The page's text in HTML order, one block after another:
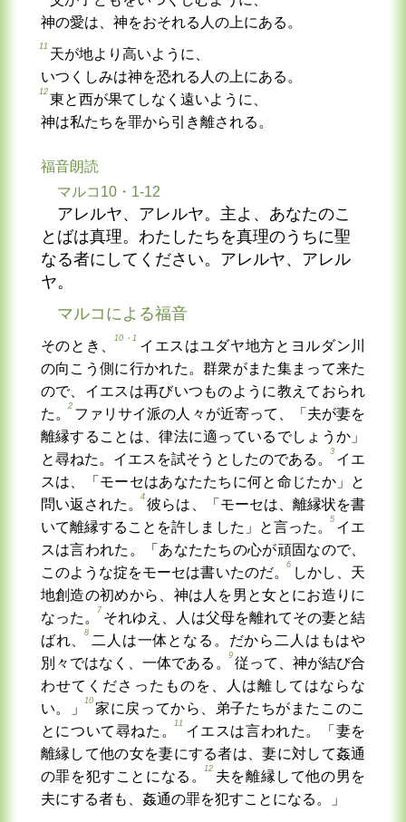
神の愛は、神をおそれる人の上にある。
11
天が地より高いように、
いつくしみは神を恐れる人の上にある。
12
東と西が果てしなく遠いように、
神は私たちを罪から引き離される。
福音朗読
マルコ10・1-12
アレルヤ、アレルヤ。主よ、あなたのこ
とばは真理。わたしたちを真理のうちに聖
なる者にしてください。アレルヤ、アレル
ヤ。
マルコによる福音
そのとき、
10・1
イエスはユダヤ地方とヨルダン川
の向こう側に行かれた。群衆がまた集まって来た
ので、イエスは再びいつものように教えておられ
た。
2
ファリサイ派の人々が近寄って、「夫が妻を
離縁することは、律法に適っているでしょうか」
と尋ねた。イエスを試そうとしたのである。
3
イエ
スは、「モーセはあなたたちに何と命じたか」と
問い返された。
4
彼らは、「モーセは、離縁状を書
いて離縁することを許しました」と言った。
5
イエ
スは言われた。「あなたたちの心が頑固なので、
このような掟をモーセは書いたのだ。
6
しかし、天
地創造の初めから、神は人を男と女とにお造りに
なった。
7
それゆえ、人は父母を離れてその妻と結
ばれ、
8
二人は一体となる。だから二人はもはや
別々ではなく、一体である。
9
従って、神が結び合
わせてくださったものを、人は離してはならな
い。」
10
家に戻ってから、弟子たちがまたこのこ
とについて尋ねた。
11
イエスは言われた。「妻を
離縁して他の女を妻にする者は、妻に対して姦通
の罪を犯すことになる。
12
夫を離縁して他の男を
夫にする者も、姦通の罪を犯すことになる。」